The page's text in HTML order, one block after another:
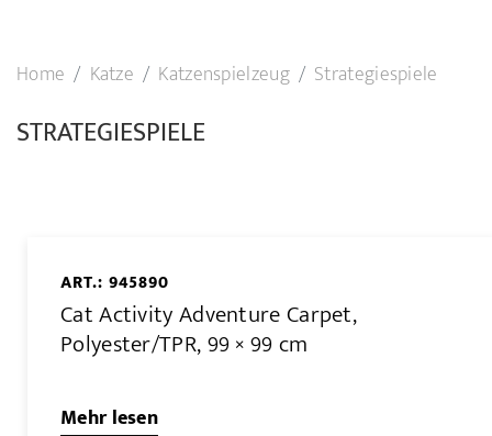
Home Katze Katzenspielzeug Strategiespiele
STRATEGIESPIELE
ART.: 945890
Cat Activity Adventure Carpet,
Polyester/TPR, 99 × 99 cm
Mehr lesen